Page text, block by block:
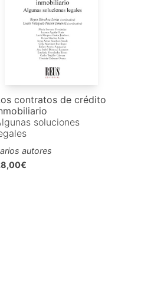
contratos de crédito
soluciones
autores